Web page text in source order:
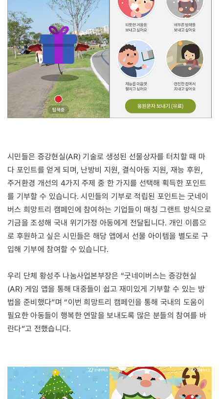
시민들은 증강현실(AR) 기술로 생성된 선물상자를 터치할 때 마
다 포인트를 얻게 되며, 난방비 지원, 결식아동 지원, 재능 후원,
주거환경 개선의 4가지 주제 중 한 가지를 선택해 획득한 포인트
를 기부할 수 있습니다. 시민들의 기부로 적립된 포인트는 굿네이
버스 희망트리 캠페인에 참여하는 기업들이 매칭 그랜트 방식으로
기금을 조성해 국내 위기가정 아동에게 전달됩니다. 개인 이름으
로 후원하고 싶은 시민들은 해당 앱에서 선물 아이템을 별도로 구
입해 기부에 참여할 수 있습니다.
우리 단체 황성주 나눔사업본부장은 “굿네이버스는 증강현실
(AR) 게임 앱을 통해 대중들이 쉽고 재미있게 기부할 수 있는 방
법을 준비했다”며 “이번 희망트리 캠페인을 통해 국내의 도움이
필요한 아동들이 행복한 연말을 보내도록 많은 분들의 참여를 바
란다”고 전했습니다.